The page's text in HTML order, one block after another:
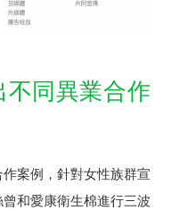
不同異業合作
案例，針對女性族群宣
和愛康衛生棉進行三波